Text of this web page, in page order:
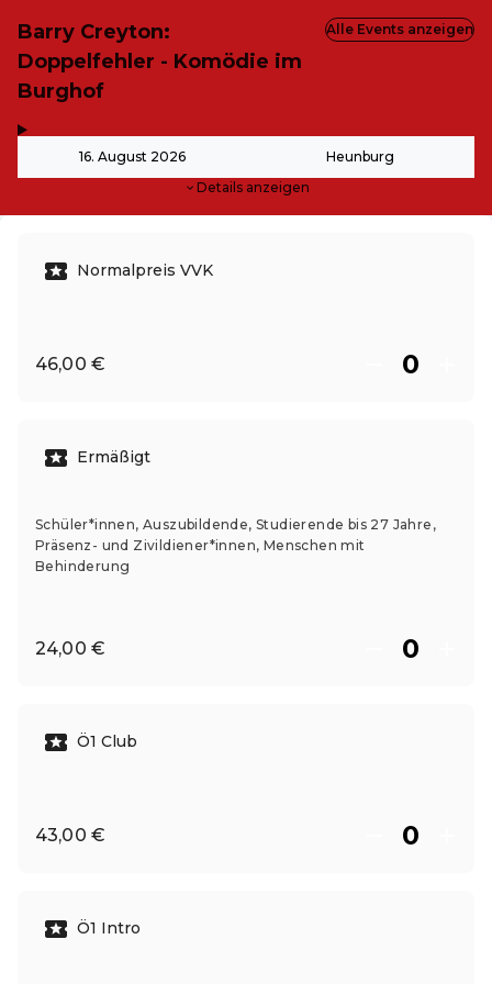
Barry Creyton:
Doppelfehler - Komödie im
Burghof
16. August 2026 Heunburg
Details anzeigen
Alle Events anzeigen
Normalpreis VVK
46,00 €
Ermäßigt
Schüler*innen, Auszubildende, Studierende bis 27 Jahre,
Präsenz- und Zivildiener*innen, Menschen mit
Behinderung
24,00 €
Ö1 Club
43,00 €
Ö1 Intro